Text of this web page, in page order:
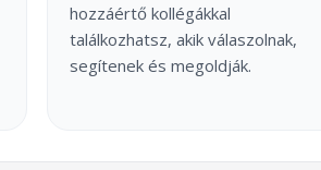
hozzáértő kollégákkal
találkozhatsz, akik válaszolnak,
segítenek és megoldják.